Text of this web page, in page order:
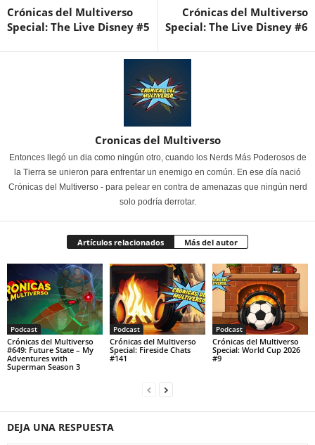
Crónicas del Multiverso
Special: The Live Disney #5
Crónicas del Multiverso
Special: The Live Disney #6
Cronicas del Multiverso
Entonces llegó un dia como ningún otro, cuando los Nerds Más Poderosos de
la Tierra se unieron para enfrentar un enemigo en común. En ese día nació
Crónicas del Multiverso - para pelear en contra de amenazas que ningún nerd
solo podría derrotar.
Artículos relacionados Más del autor
Podcast
Crónicas del Multiverso
#649: Future State – My
Adventures with
Superman Season 3
Podcast
Crónicas del Multiverso
Special: Fireside Chats
#141
Podcast
Crónicas del Multiverso
Special: World Cup 2026
#9
DEJA UNA RESPUESTA